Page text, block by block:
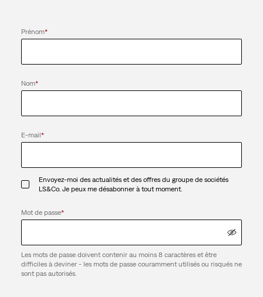
Prénom*
Nom*
E-mail*
Envoyez-moi des actualités et des offres du groupe de sociétés
LS&Co. Je peux me désabonner à tout moment.
Mot de passe*
Les mots de passe doivent contenir au moins 8 caractères et être
difficiles à deviner - les mots de passe couramment utilisés ou risqués ne
sont pas autorisés.